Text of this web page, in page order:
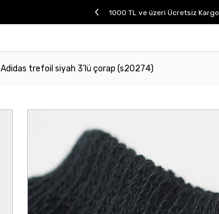
1000 TL ve üzeri Ücretsiz Kargo.
Adidas trefoil siyah 3'lü çorap (s20274)